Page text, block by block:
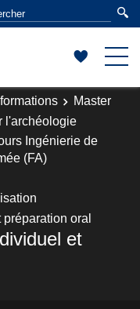
Master
l'archéologie
Ingénierie de
(FA)
oral
et